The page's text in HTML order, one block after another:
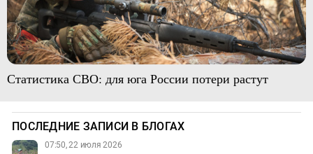
Статистика СВО: для юга России потери растут
ПОСЛЕДНИЕ ЗАПИСИ В БЛОГАХ
07:50, 22 июля 2026